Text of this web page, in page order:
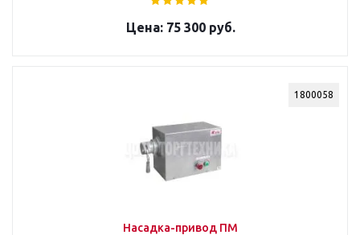
75 300 руб.
1800058
Насадка-привод ПМ